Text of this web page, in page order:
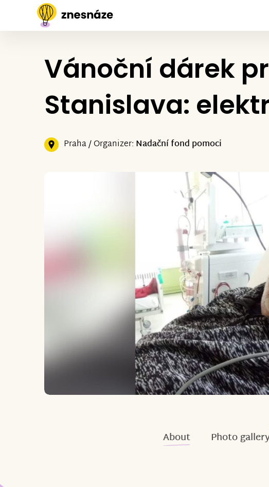
Vánoční dárek
Stanislava:
Praha / Organizer: Nadační fond pomoci
About Photo